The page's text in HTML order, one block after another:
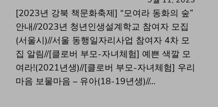
[2023년 강북 책문화축제] “모여라 동화의 숲”
안내//2023년 청년인생설계학교 참여자 모집
(서울시)//서울 동행일자리사업 참여자 4차 모
집 알림//[클로버 부모-자녀체험] 예쁜 색깔 모
여라!(2021년생)//[클로버 부모-자녀체험] 우리
마음 보물마음 – 유아(18-19년생)//…